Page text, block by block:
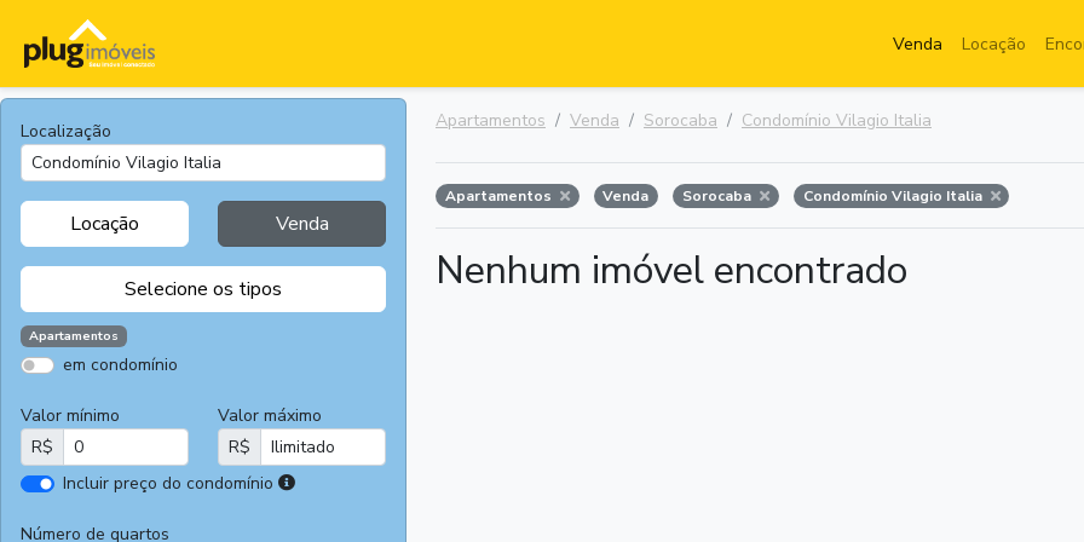
Venda Locação
Localização
Locação Venda
Selecione os tipos
Casas
Casas
Comerciais
Salas
Chácaras e
Apartamentos
em condomínio
Valor mínimo
R$
Valor máximo
R$
Incluir preço do condomínio
I
Número de quartos
Apartamentos Venda Sorocaba Condomínio Vilagio Italia
Apartamentos Venda Sorocaba Condomínio Vilagio Italia
Nenhum imóvel encontrado